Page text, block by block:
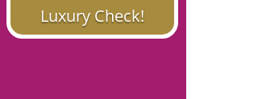
Luxury Check!